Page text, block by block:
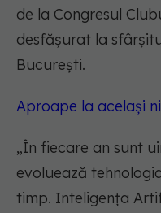
de la Congresul
desfășurat la
București.
Aproape la același
„În fiecare an sunt
evoluează
timp. Inteligența